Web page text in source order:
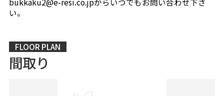
い。
FLOOR PLAN
間取り